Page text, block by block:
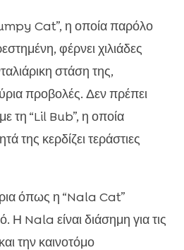
Cat”, η οποία παρόλο
φέρνει χιλιάδες
στάση της,
προβολές. Δεν πρέπει
τη “Lil Bub”, η οποία
της κερδίζει τεράστιες
όπως η “Nala Cat”
Η Nala είναι διάσημη για τις
την καινοτόμο